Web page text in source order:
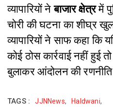
व्यापारियों ने बाजार क्षेत्रमें
चोरी की घटना का शीघ्र
व्यापारियों ने साफ कहा कि
कोई ठोस कार्रवाई नहीं हुई
बुलाकर आंदोलन की रणनीति
TAGS : JJNNews, Haldwani,